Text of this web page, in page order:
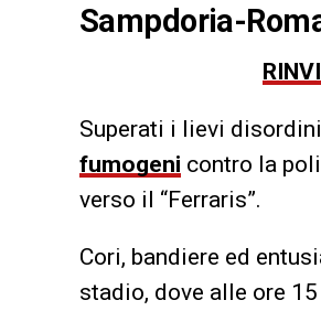
Sampdoria-
Superati i lievi
fumogeni contro la
verso il “Ferraris”.
Cori, bandiere ed
stadio, dove alle ore